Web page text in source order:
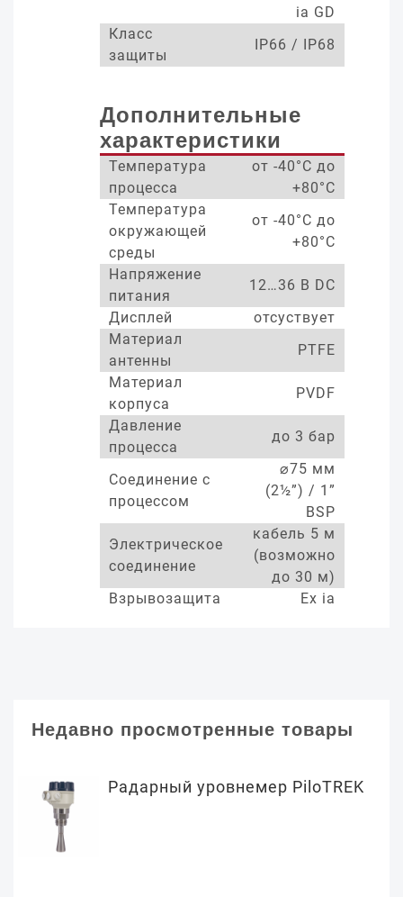
ia GD
Класс
защиты
IP66 / IP68
Дополнительные
характеристики
Температура
процесса
от -40°С до
+80°С
Температура
окружающей
среды
от -40°С до
+80°С
Напряжение
питания
12…36 В DC
Дисплей
отсуствует
Материал
антенны
PTFE
Материал
корпуса
PVDF
Давление
процесса
до 3 бар
Соединение с
процессом
⌀75 мм
(2½”) / 1”
BSP
Электрическое
соединение
кабель 5 м
(возможно
до 30 м)
Взрывозащита
Ex ia
Недавно просмотренные товары
Радарный уровнемер PiloTREK